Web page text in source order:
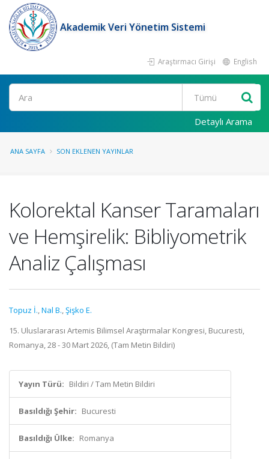
Akademik Veri Yönetim Sistemi
Araştırmacı Girişi English
Ara
Detaylı Arama
ANA SAYFA SON EKLENEN YAYINLAR
Kolorektal Kanser Taramaları
ve Hemşirelik: Bibliyometrik
Analiz Çalışması
Topuz İ.,Nal B.,Şişko E.
15. Uluslararası Artemis Bilimsel Araştırmalar Kongresi, Bucuresti,
Romanya, 28 - 30 Mart 2026, (Tam Metin Bildiri)
Yayın Türü: Bildiri / Tam Metin Bildiri
Basıldığı Şehir: Bucuresti
Basıldığı Ülke: Romanya